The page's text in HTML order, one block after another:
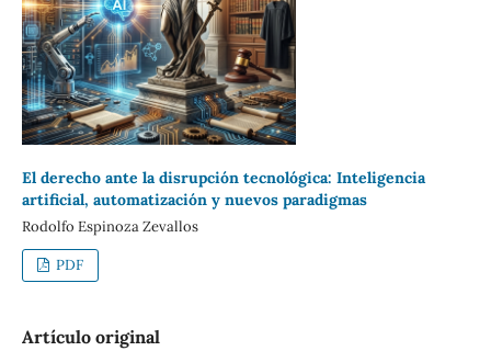
El derecho ante la disrupción tecnológica: Inteligencia
artificial, automatización y nuevos paradigmas
Rodolfo Espinoza Zevallos
PDF
Artículo original